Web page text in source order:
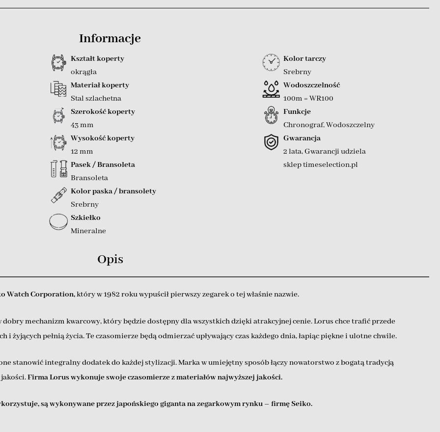
Informacje
Kształt koperty
okrągła
Materiał koperty
Stal szlachetna
Szerokość koperty
43 mm
Wysokość koperty
12 mm
Pasek / Bransoleta
Bransoleta
Kolor paska / bransolety
Srebrny
Szkiełko
Mineralne
Kolor tarczy
Srebrny
Wodoszczelność
100m = WR100
Funkcje
Chronograf,Wodoszczelny
Gwarancja
2 lata, Gwarancji udziela
sklep timeselection.pl
Opis
Watch Corporation,który w 1982 roku wypuścił pierwszy zegarek o tej właśnie nazwie.
mechanizm kwarcowy, który będzie dostępny dla wszystkich dzięki atrakcyjnej cenie. Lorus chce trafić przede
żyjących pełnią życia. Te czasomierze będą odmierzać upływający czas każdego dnia, łapiąc piękne i ulotne chwile.
stanowić integralny dodatek do każdej stylizacji. Marka w umiejętny sposób łączy nowatorstwo z bogatą tradycją
Firma Lorus wykonuje swoje czasomierze z materiałów najwyższej jakości.
są wykonywane przez japońskiego giganta na zegarkowym rynku – firmę Seiko.